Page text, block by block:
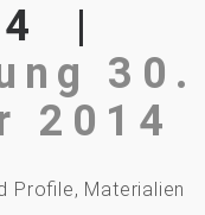
4 |
30.
2014
Proﬁle, Materialien